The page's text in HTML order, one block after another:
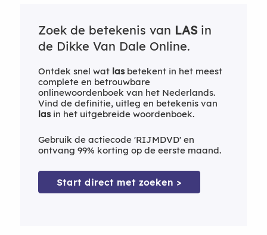
Zoek de betekenis van LASin
de Dikke Van Dale Online.
Ontdek snel wat lasbetekent in het meest
complete en betrouwbare
onlinewoordenboek van het Nederlands.
Vind de definitie, uitleg en betekenis van
lasin het uitgebreide woordenboek.
Gebruik de actiecode 'RIJMDVD' en
ontvang 99% korting op de eerste maand.
Start direct met zoeken >